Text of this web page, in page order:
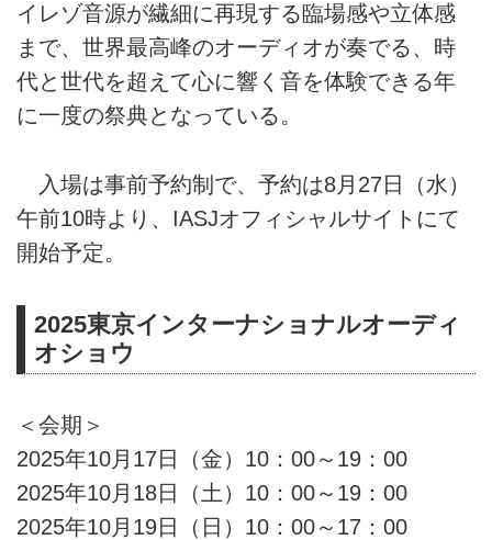
イレゾ音源が繊細に再現する臨場感や立体感
まで、世界最高峰のオーディオが奏でる、時
代と世代を超えて心に響く音を体験できる年
に一度の祭典となっている。
入場は事前予約制で、予約は8月27日（水）
午前10時より、IASJオフィシャルサイトにて
開始予定。
2025東京インターナショナルオーディ
オショウ
＜会期＞
2025年10月17日（金）10：00～19：00
2025年10月18日（土）10：00～19：00
2025年10月19日（日）10：00～17：00